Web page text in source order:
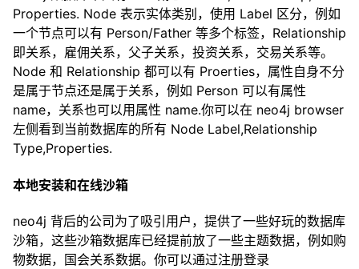
Properties. Node 表示实体类别，使用 Label 区分，例如
一个节点可以有 Person/Father 等多个标签，Relationship
即关系，雇佣关系，父子关系，投资关系，交易关系等。
Node 和 Relationship 都可以有 Proerties，属性自身不分
是属于节点还是属于关系，例如 Person 可以有属性
name，关系也可以用属性 name.你可以在 neo4j browser
左侧看到当前数据库的所有 Node Label,Relationship
Type,Properties.
本地安装和在线沙箱
neo4j 背后的公司为了吸引用户，提供了一些好玩的数据库
沙箱，这些沙箱数据库已经提前放了一些主题数据，例如购
物数据，国会关系数据。你可以通过注册登录